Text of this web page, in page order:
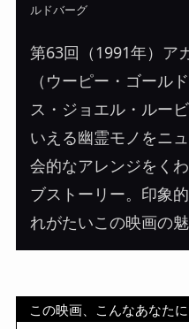
ルドバーグ
第63回（1991年）ア
（ウーピー・ゴール
ス・ジョエル・ルー
いえる幽霊モノをニ
会的なアレンジをく
ブストーリー。印象
れがたいこの映画の魅
この映画、こんなあなた